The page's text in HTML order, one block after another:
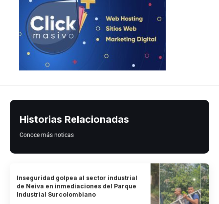
Historias Relacionadas
Conoce más noticas
Inseguridad golpea al sector industrial
de Neiva en inmediaciones del Parque
Industrial Surcolombiano